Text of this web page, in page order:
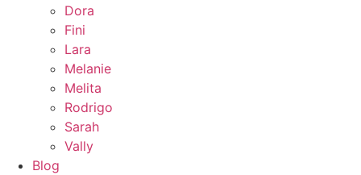
Dora
Fini
Lara
Melanie
Melita
Rodrigo
Sarah
Vally
Blog